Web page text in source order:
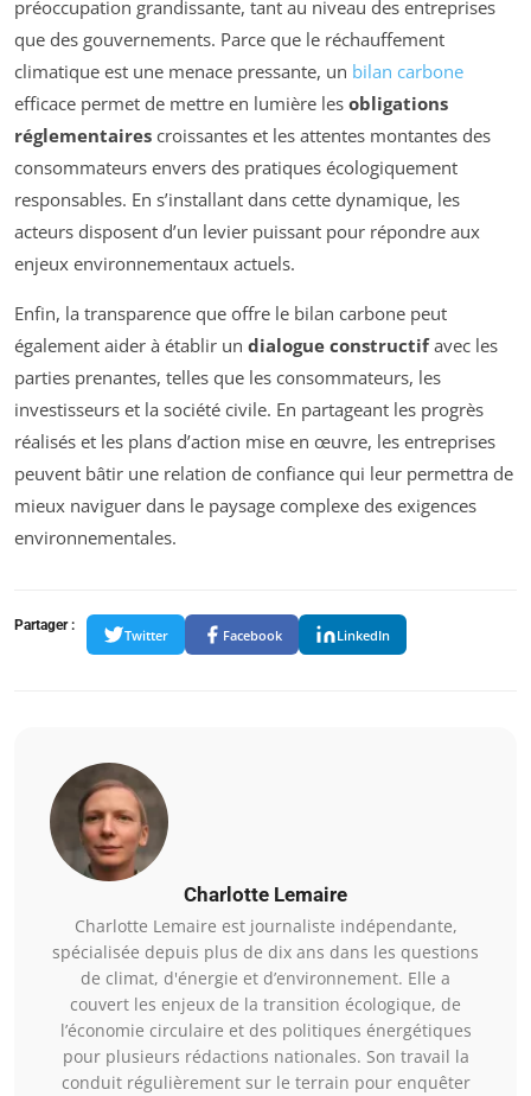
préoccupation grandissante, tant au niveau des entreprises
que des gouvernements. Parce que le réchauffement
climatique est une menace pressante, un bilan carbone
efficace permet de mettre en lumière les obligations
réglementaires croissantes et les attentes montantes des
consommateurs envers des pratiques écologiquement
responsables. En s’installant dans cette dynamique, les
acteurs disposent d’un levier puissant pour répondre aux
enjeux environnementaux actuels.
Enfin, la transparence que offre le bilan carbone peut
également aider à établir un dialogue constructifavec les
parties prenantes, telles que les consommateurs, les
investisseurs et la société civile. En partageant les progrès
réalisés et les plans d’action mise en œuvre, les entreprises
peuvent bâtir une relation de confiance qui leur permettra de
mieux naviguer dans le paysage complexe des exigences
environnementales.
Partager :
Twitter Facebook LinkedIn
Charlotte Lemaire
Charlotte Lemaire est journaliste indépendante,
spécialisée depuis plus de dix ans dans les questions
de climat, d'énergie et d’environnement. Elle a
couvert les enjeux de la transition écologique, de
l’économie circulaire et des politiques énergétiques
pour plusieurs rédactions nationales. Son travail la
conduit régulièrement sur le terrain pour enquêter